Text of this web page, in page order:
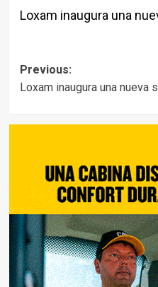
Loxam inaugura una
Post
navigation
Previous:
Loxam inaugura una nueva